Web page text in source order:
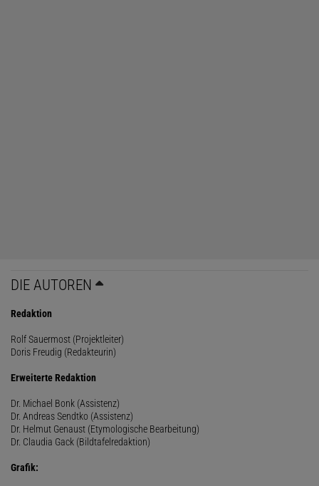
DIE AUTOREN
Redaktion
Rolf Sauermost (Projektleiter)
Doris Freudig (Redakteurin)
Erweiterte Redaktion
Dr. Michael Bonk (Assistenz)
Dr. Andreas Sendtko (Assistenz)
Dr. Helmut Genaust (Etymologische Bearbeitung)
Dr. Claudia Gack (Bildtafelredaktion)
Grafik: